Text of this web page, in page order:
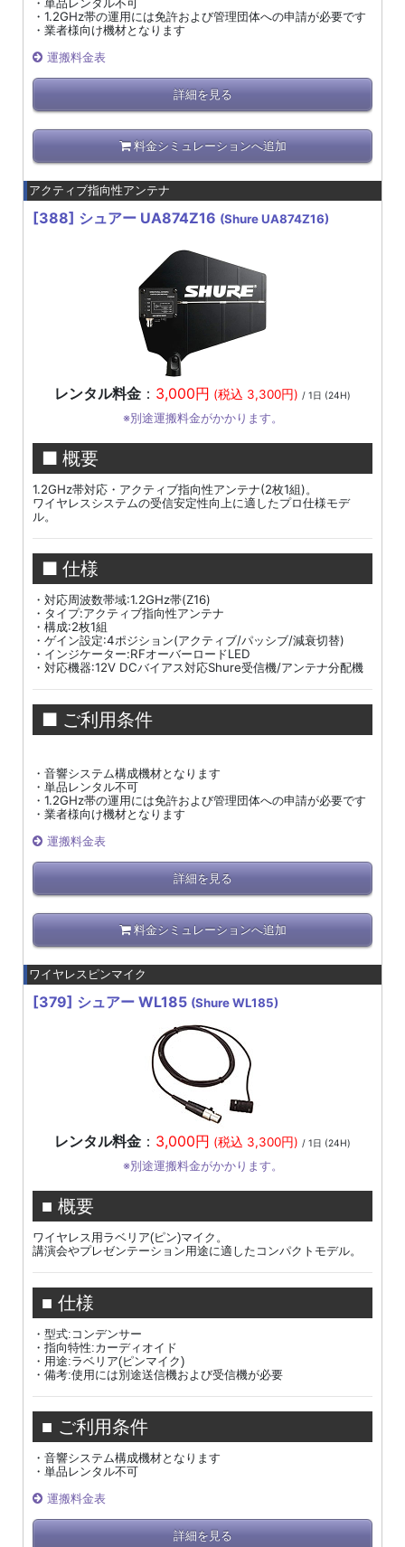
・1.2GHz帯の運用には免許および管理団体への申請が必要です
・業者様向け機材となります
運搬料金表
詳細を見る
料金シミュレーションへ追加
アクティブ指向性アンテナ
[388] シュアー UA874Z16 (Shure UA874Z16)
レンタル料金 ： 3,000円 (税込 3,300円) / 1日 (24H)
※別途運搬料金がかかります。
■ 概要
1.2GHz帯対応・アクティブ指向性アンテナ(2枚1組)。
ワイヤレスシステムの受信安定性向上に適したプロ仕様モデ
ル。
■ 仕様
・対応周波数帯域:1.2GHz帯(Z16)
・タイプ:アクティブ指向性アンテナ
・構成:2枚1組
・ゲイン設定:4ポジション(アクティブ/パッシブ/減衰切替)
・インジケーター:RFオーバーロードLED
・対応機器:12V DCバイアス対応Shure受信機/アンテナ分配機
■ ご利用条件
・音響システム構成機材となります
・単品レンタル不可
・1.2GHz帯の運用には免許および管理団体への申請が必要です
・業者様向け機材となります
運搬料金表
詳細を見る
料金シミュレーションへ追加
ワイヤレスピンマイク
[379] シュアー WL185 (Shure WL185)
レンタル料金 ： 3,000円 (税込 3,300円) / 1日 (24H)
※別途運搬料金がかかります。
■ 概要
ワイヤレス用ラベリア(ピン)マイク。
講演会やプレゼンテーション用途に適したコンパクトモデル。
■ 仕様
・型式:コンデンサー
・指向特性:カーディオイド
・用途:ラベリア(ピンマイク)
・備考:使用には別途送信機および受信機が必要
■ ご利用条件
・音響システム構成機材となります
・単品レンタル不可
運搬料金表
詳細を見る